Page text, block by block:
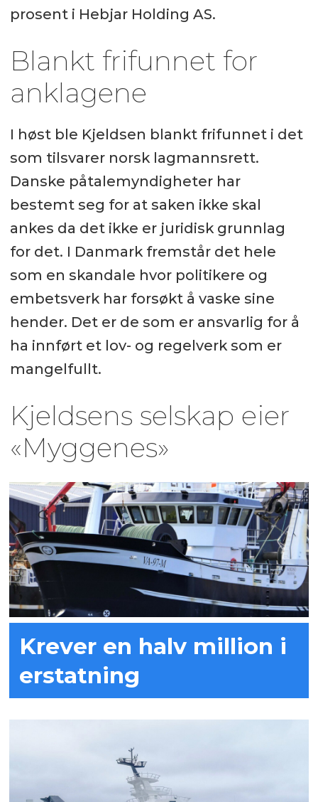
prosent i Hebjar Holding AS.
Blankt frifunnet for
anklagene
I høst ble Kjeldsen blankt frifunnet i det
som tilsvarer norsk lagmannsrett.
Danske påtalemyndigheter har
bestemt seg for at saken ikke skal
ankes da det ikke er juridisk grunnlag
for det. I Danmark fremstår det hele
som en skandale hvor politikere og
embetsverk har forsøkt å vaske sine
hender. Det er de som er ansvarlig for å
ha innført et lov- og regelverk som er
mangelfullt.
Kjeldsens selskap eier
«Myggenes»
Krever en halv million i
erstatning